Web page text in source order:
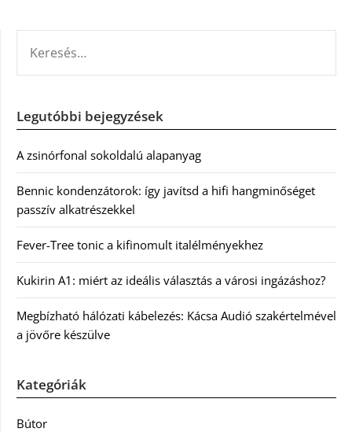
Legutóbbi bejegyzések
A zsinórfonal sokoldalú alapanyag
Bennic kondenzátorok: így javítsd a hifi hangminőséget
passzív alkatrészekkel
Fever-Tree tonic a kifinomult italélményekhez
Kukirin A1: miért az ideális választás a városi ingázáshoz?
Megbízható hálózati kábelezés: Kácsa Audió szakértelmével
a jövőre készülve
Kategóriák
Bútor